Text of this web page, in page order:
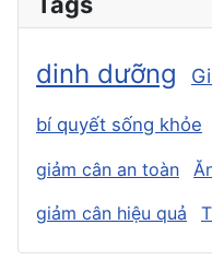
dinh dưỡng
bí quyết sống khỏe
giảm cân an toàn
giảm cân hiệu quả